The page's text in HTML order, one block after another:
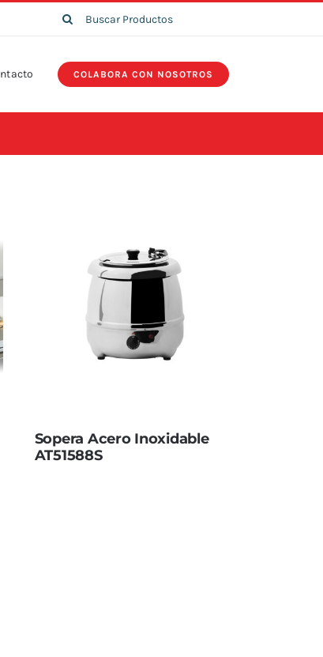
Search
COLABORA CON NOSOTROS
Sopera Acero Inoxidable
AT51588S